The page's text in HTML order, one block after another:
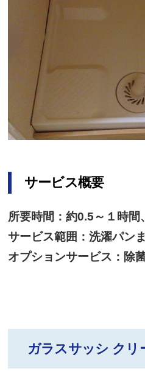
サービス概要
所要時間：約0.5～１時間
サービス範囲：洗濯パン
オプションサービス：除
ガラスサッシ クリ